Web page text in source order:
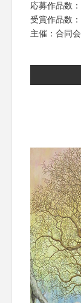
応募作品数
受賞作品数
主催：合同